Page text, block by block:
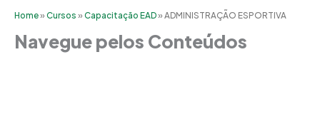
Home»Cursos »Capacitação EAD»ADMINISTRAÇÃO ESPORTIVA
Navegue pelos Conteúdos